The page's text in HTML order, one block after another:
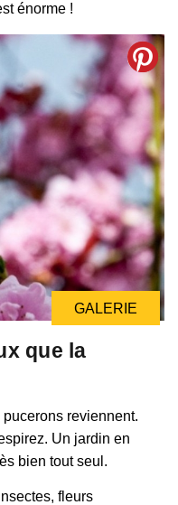
énorme !
GALERIE
que la
reviennent.
Un jardin en
bien tout seul.
fleurs